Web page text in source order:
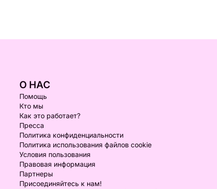
О НАС
Помощь
Кто мы
Как это работает?
Пресса
Политика конфиденциальности
Политика использования файлов cookie
Условия пользования
Правовая информация
Партнеры
Присоединяйтесь к нам!